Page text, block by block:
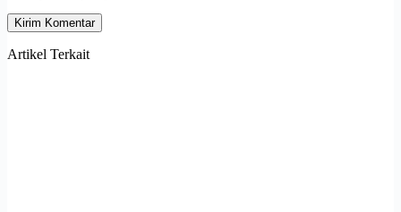
Kirim Komentar
Artikel Terkait